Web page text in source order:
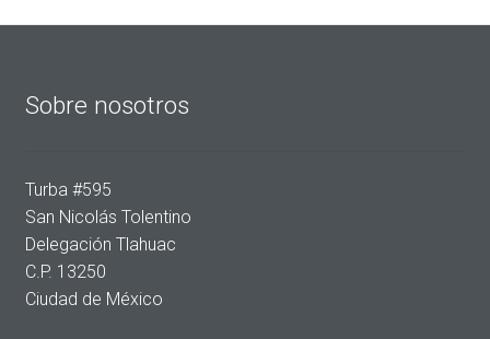
Sobre nosotros
Turba #595
San Nicolás Tolentino
Delegación Tlahuac
C.P. 13250
Ciudad de México